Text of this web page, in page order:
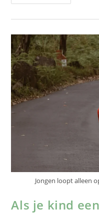
Jongen loopt alleen
Als je kind